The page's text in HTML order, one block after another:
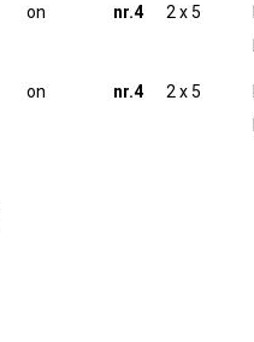
on nr.4 2 x 5
on nr.4 2 x 5